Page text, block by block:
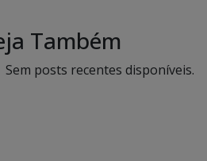
Também
Sem posts recentes disponíveis.